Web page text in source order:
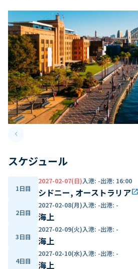
keyboard_arrow_leftPrevious slide
スケジュール
1日目
2027-02-07(日)入港: -出港: 16:00
シドニー, オーストラリアopen_in_new
2日目
2027-02-08(月)入港: -出港: -
海上
3日目
2027-02-09(火)入港: -出港: -
海上
4日目
2027-02-10(水)入港: -出港: -
海上